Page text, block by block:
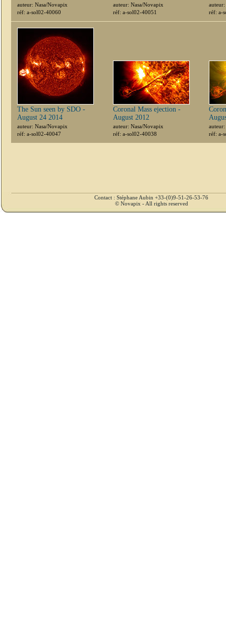
auteur: Nasa/Novapix
réf: a-sol02-40060
auteur: Nasa/Novapix
réf: a-sol02-40051
réf: a-
The Sun seen by SDO -
August 24 2014
auteur: Nasa/Novapix
réf: a-sol02-40047
Coronal Mass ejection -
August 2012
auteur: Nasa/Novapix
réf: a-sol02-40038
réf: a-
Contact : Stéphane Aubin +33-(0)9-51-26-53-76
© Novapix - All rights reserved